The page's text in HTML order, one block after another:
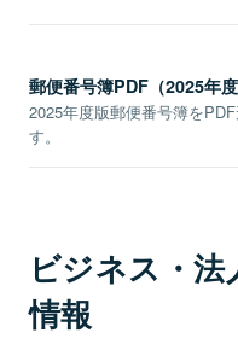
郵便番号簿PDF（2025年度
2025年度版郵便番号簿を
す。
ビジネス・
情報